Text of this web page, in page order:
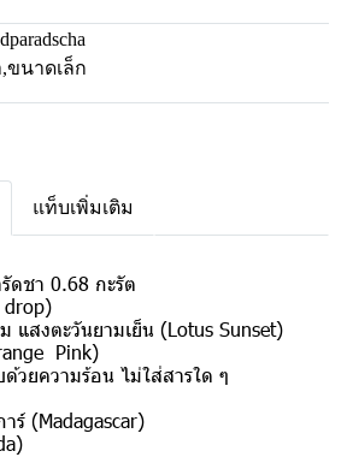
,ขนาดเล็ก
แท็บเพิ่มเติม
ดชา 0.68 กะรัต
drop)
แสงตะวันยามเย็น (Lotus Sunset)
Pink)
วยความร้อน ไม่ใส่สารใด ๆ
ร์ (Madagascar)